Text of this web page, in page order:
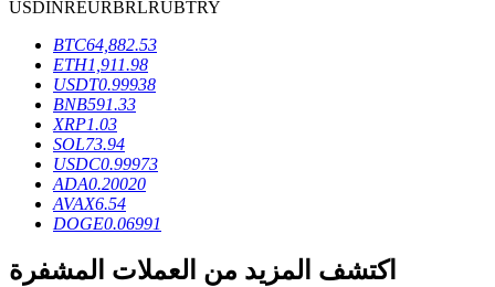
USDINREURBRLRUBTRY
BTC64,882.53
ETH1,911.98
USDT0.99938
BNB591.33
XRP1.03
SOL73.94
USDC0.99973
ADA0.20020
AVAX6.54
DOGE0.06991
اكتشف المزيد من العملات المشفرة